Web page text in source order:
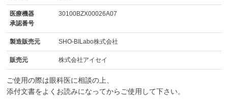
医療機器
承認番号
30100BZX00026A07
製造販売元 SHO-BILabo株式会社
販売元 株式会社アイセイ
ご使用の際は眼科医に相談の上、
添付文書をよくお読みになってからご使用して下さい。